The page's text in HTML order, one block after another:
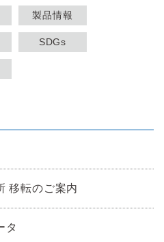
製品情報
SDGs
移転のご案内
タ